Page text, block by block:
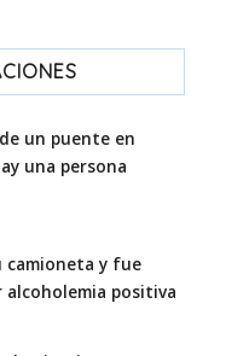
un puente en
una persona
camioneta y fue
positiva